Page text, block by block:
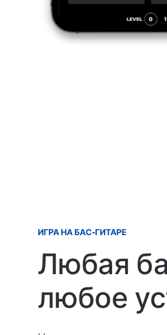
ИГРА НА БАС-ГИТАРЕ
Любая
любое